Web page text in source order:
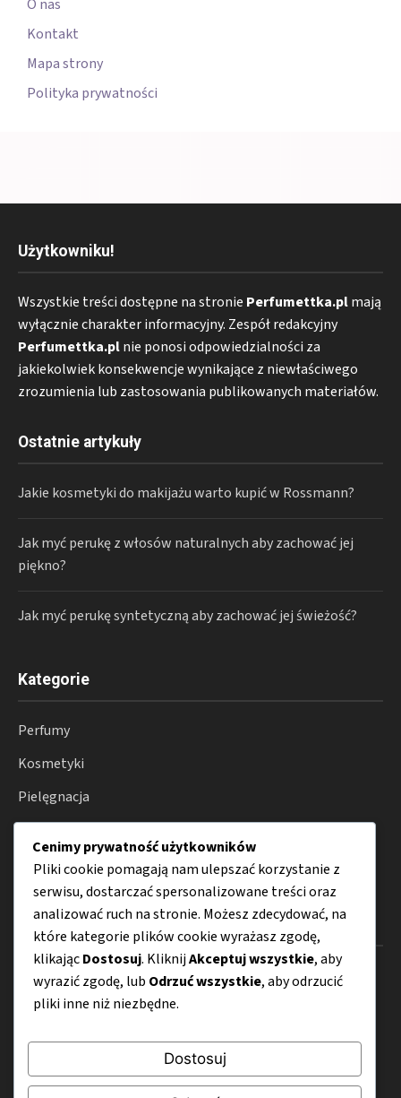
O nas
Kontakt
Mapa strony
Polityka prywatności
Użytkowniku!
Wszystkie treści dostępne na stronie Perfumettka.plmają
wyłącznie charakter informacyjny. Zespół redakcyjny
Perfumettka.plnie ponosi odpowiedzialności za
jakiekolwiek konsekwencje wynikające z niewłaściwego
zrozumienia lub zastosowania publikowanych materiałów.
Ostatnie artykuły
Jakie kosmetyki do makijażu warto kupić w Rossmann?
Jak myć perukę z włosów naturalnych aby zachować jej
piękno?
Jak myć perukę syntetyczną aby zachować jej świeżość?
Kategorie
Perfumy
Kosmetyki
Pielęgnacja
Porady
Menu
O nas
Kontakt
Mapa strony
Polityka prywatności
Cenimy prywatność użytkowników
Pliki cookie pomagają nam ulepszać korzystanie z
serwisu, dostarczać spersonalizowane treści oraz
analizować ruch na stronie. Możesz zdecydować, na
które kategorie plików cookie wyrażasz zgodę,
klikającDostosuj. KliknijAkceptuj wszystkie, aby
wyrazić zgodę, lub Odrzuć wszystkie, aby odrzucić
pliki inne niż niezbędne.
Dostosuj